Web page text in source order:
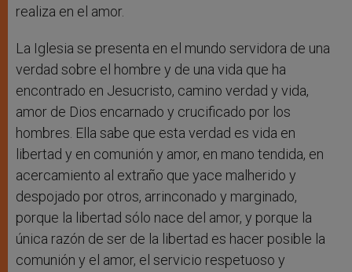
realiza en el amor.
La Iglesia se presenta en el mundo servidora de una
verdad sobre el hombre y de una vida que ha
encontrado en Jesucristo, camino verdad y vida,
amor de Dios encarnado y crucificado por los
hombres. Ella sabe que esta verdad es vida en
libertad y en comunión y amor, en mano tendida, en
acercamiento al extraño que yace malherido y
despojado por otros, arrinconado y marginado,
porque la libertad sólo nace del amor, y porque la
única razón de ser de la libertad es hacer posible la
comunión y el amor, el servicio respetuoso y